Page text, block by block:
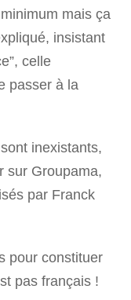
minimum mais ça
insistant
celle
passer à la
inexistants,
sur Groupama,
par Franck
pour constituer
pas français !